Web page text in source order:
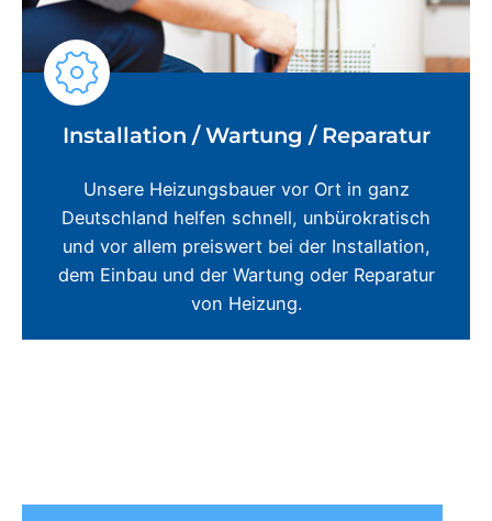
Installation / Wartung / Reparatur
Unsere Heizungsbauer vor Ort in ganz
Deutschland helfen schnell, unbürokratisch
und vor allem preiswert bei der Installation,
dem Einbau und der Wartung oder Reparatur
von Heizung.